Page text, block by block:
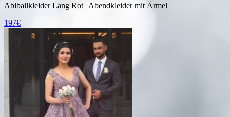
Abiballkleider Lang Rot | Abendkleider mit Ärmel
197€